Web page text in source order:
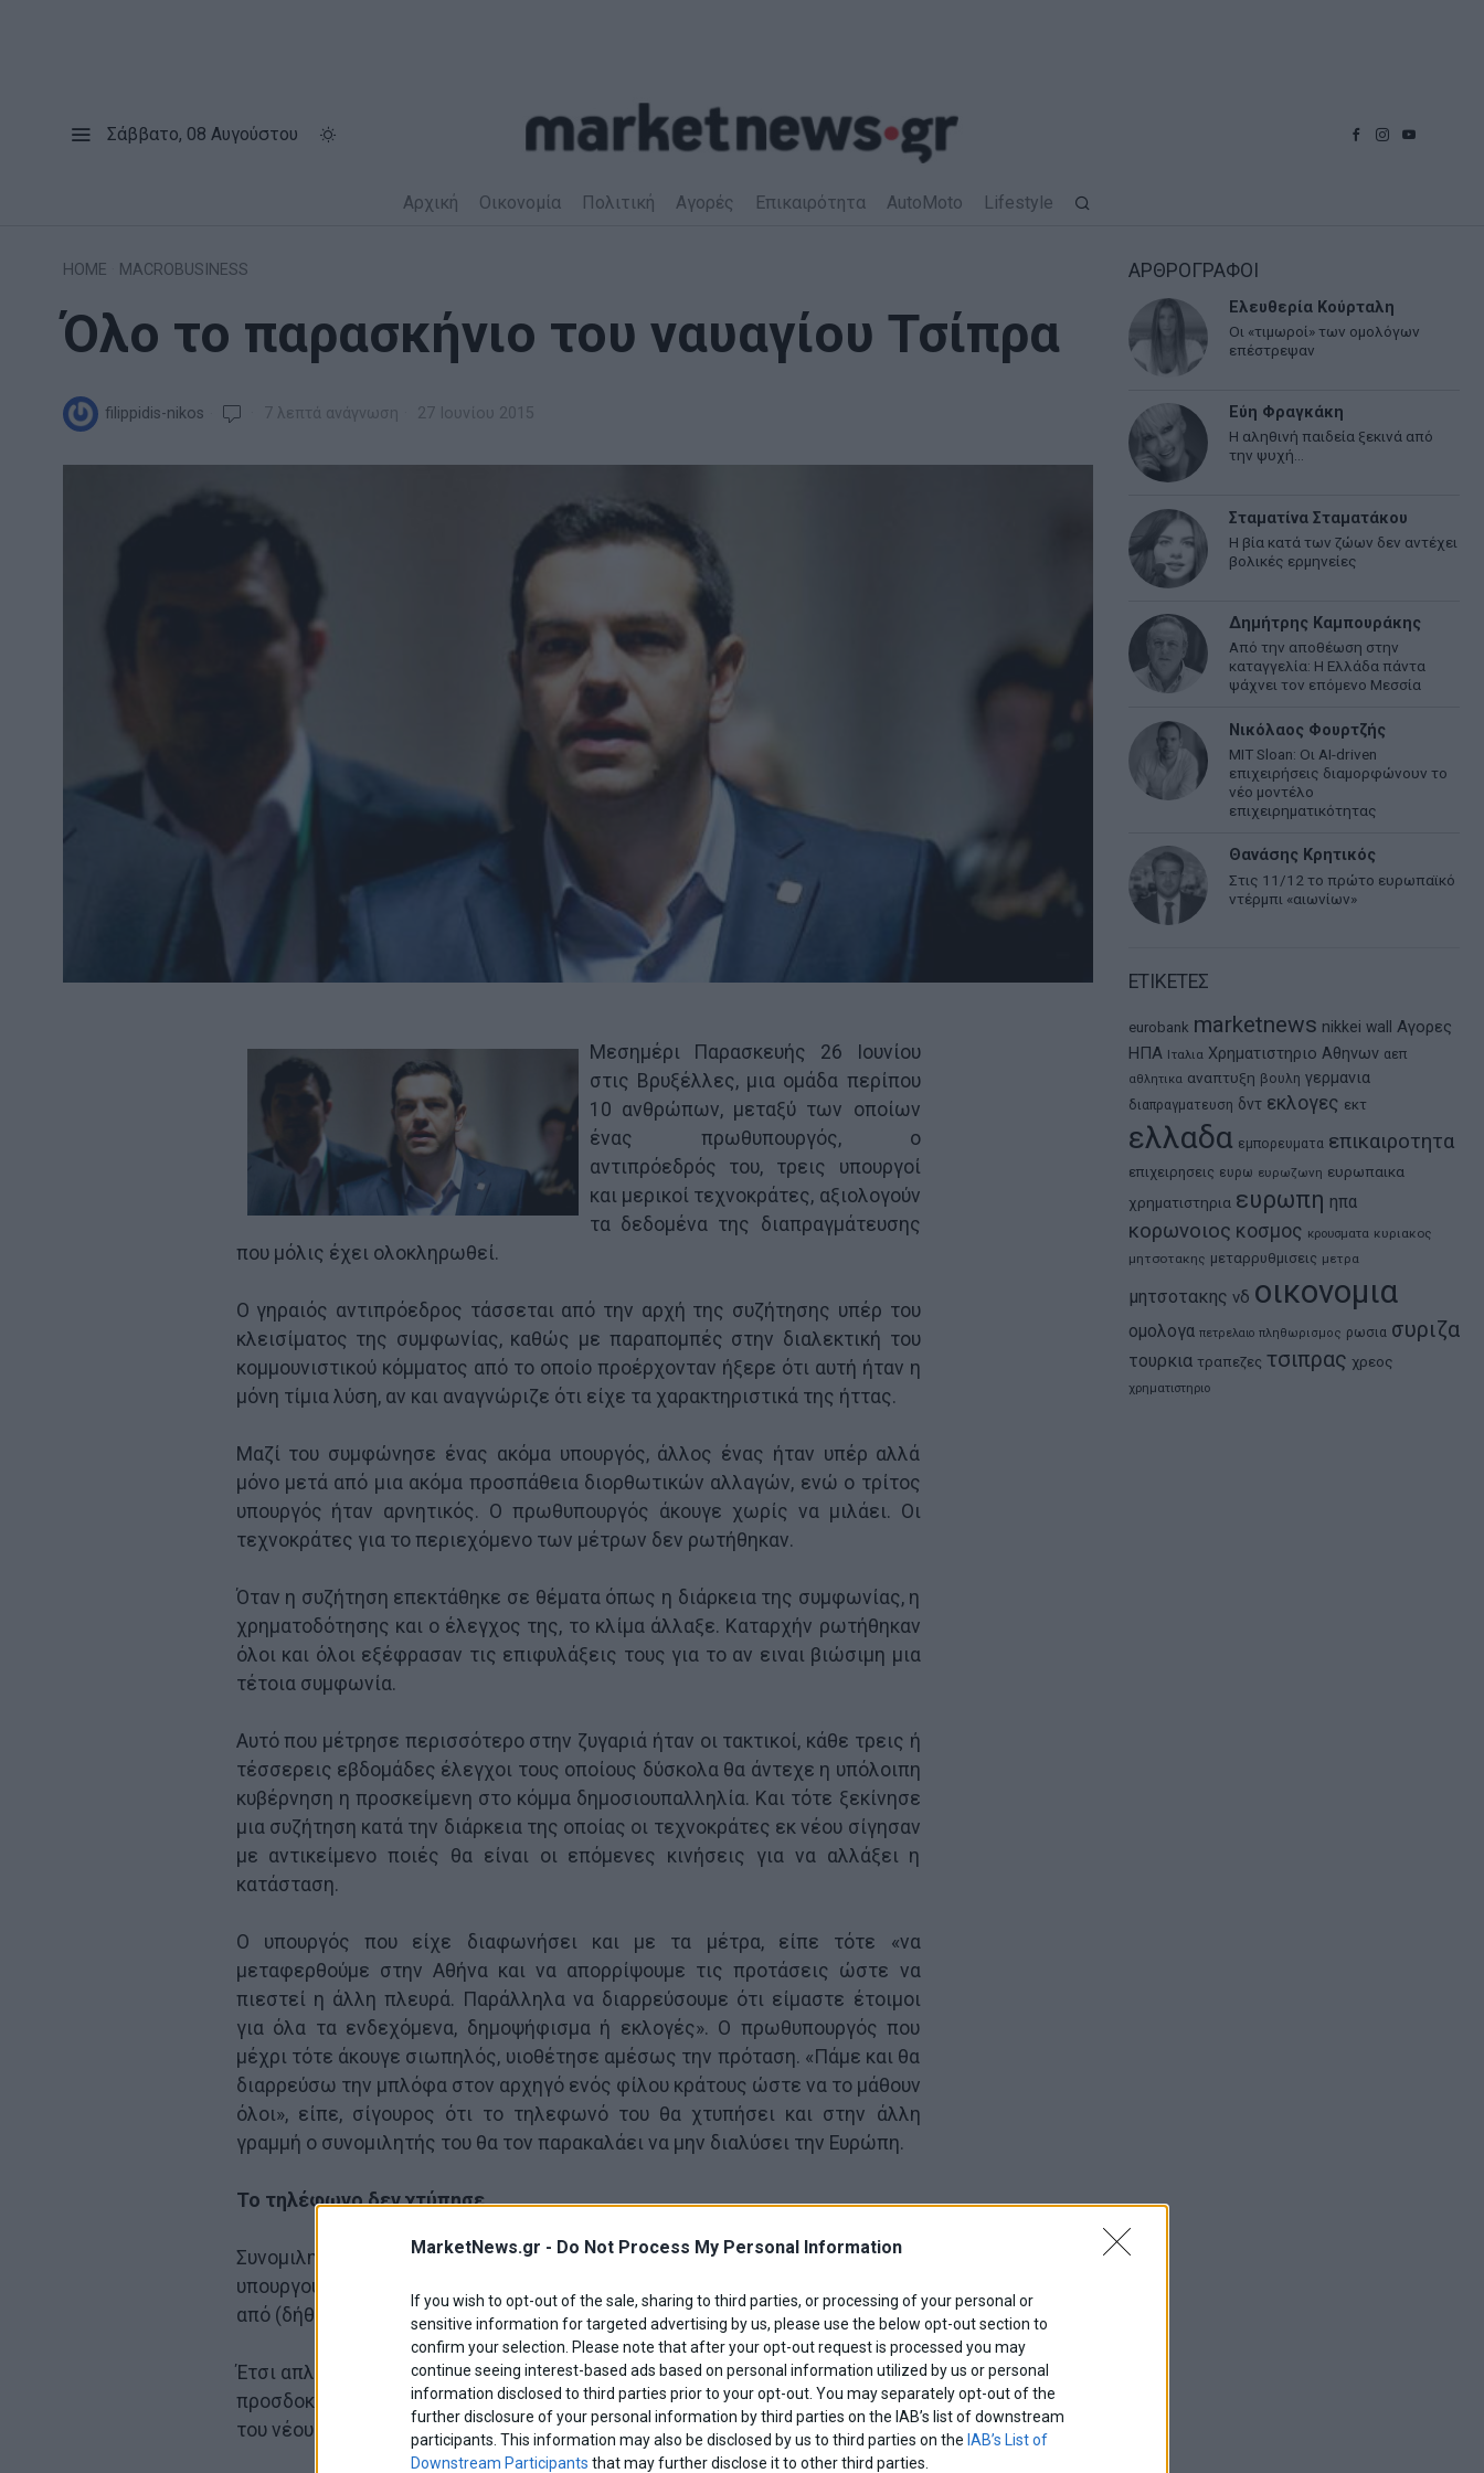
MarketNews.gr - Do Not Process My Personal Information
If you wish to opt-out of the sale, sharing to third parties, or processing of your personal or
sensitive information for targeted advertising by us, please use the below opt-out section to
confirm your selection. Please note that after your opt-out request is processed you may
continue seeing interest-based ads based on personal information utilized by us or personal
information disclosed to third parties prior to your opt-out. You may separately opt-out of the
further disclosure of your personal information by third parties on the IAB’s list of downstream
participants. This information may also be disclosed by us to third parties on the IAB’s List of
Downstream Participants that may further disclose it to other third parties.
Σάββατο, 08 Αυγούστου
Αρχική Οικονομία Πολιτική Αγορές Επικαιρότητα AutoMoto Lifestyle
HOME MACROBUSINESS
Όλο το παρασκήνιο του ναυαγίου Τσίπρα
filippidis-nikos 7 λεπτά ανάγνωση 27 Ιουνίου 2015
Μεσημέρι Παρασκευής 26 Ιουνίου
στις Βρυξέλλες, μια ομάδα περίπου
10 ανθρώπων, μεταξύ των οποίων
ένας πρωθυπουργός, ο
αντιπρόεδρός του, τρεις υπουργοί
και μερικοί τεχνοκράτες, αξιολογούν
τα δεδομένα της διαπραγμάτευσης
που μόλις έχει ολοκληρωθεί.
Ο γηραιός αντιπρόεδρος τάσσεται από την αρχή της συζήτησης υπέρ του
κλεισίματος της συμφωνίας, καθώς με παραπομπές στην διαλεκτική του
κομμουνιστικού κόμματος από το οποίο προέρχονταν ήξερε ότι αυτή ήταν η
μόνη τίμια λύση, αν και αναγνώριζε ότι είχε τα χαρακτηριστικά της ήττας.
Μαζί του συμφώνησε ένας ακόμα υπουργός, άλλος ένας ήταν υπέρ αλλά
μόνο μετά από μια ακόμα προσπάθεια διορθωτικών αλλαγών, ενώ ο τρίτος
υπουργός ήταν αρνητικός. Ο πρωθυπουργός άκουγε χωρίς να μιλάει. Οι
τεχνοκράτες για το περιεχόμενο των μέτρων δεν ρωτήθηκαν.
Όταν η συζήτηση επεκτάθηκε σε θέματα όπως η διάρκεια της συμφωνίας, η
χρηματοδότησης και ο έλεγχος της, το κλίμα άλλαξε. Καταρχήν ρωτήθηκαν
όλοι και όλοι εξέφρασαν τις επιφυλάξεις τους για το αν ειναι βιώσιμη μια
τέτοια συμφωνία.
Αυτό που μέτρησε περισσότερο στην ζυγαριά ήταν οι τακτικοί, κάθε τρεις ή
τέσσερεις εβδομάδες έλεγχοι τους οποίους δύσκολα θα άντεχε η υπόλοιπη
κυβέρνηση η προσκείμενη στο κόμμα δημοσιουπαλληλία. Και τότε ξεκίνησε
μια συζήτηση κατά την διάρκεια της οποίας οι τεχνοκράτες εκ νέου σίγησαν
με αντικείμενο ποιές θα είναι οι επόμενες κινήσεις για να αλλάξει η
κατάσταση.
Ο υπουργός που είχε διαφωνήσει και με τα μέτρα, είπε τότε «να
μεταφερθούμε στην Αθήνα και να απορρίψουμε τις προτάσεις ώστε να
πιεστεί η άλλη πλευρά. Παράλληλα να διαρρεύσουμε ότι είμαστε έτοιμοι
για όλα τα ενδεχόμενα, δημοψήφισμα ή εκλογές». Ο πρωθυπουργός που
μέχρι τότε άκουγε σιωπηλός, υιοθέτησε αμέσως την πρόταση. «Πάμε και θα
διαρρεύσω την μπλόφα στον αρχηγό ενός φίλου κράτους ώστε να το μάθουν
όλοι», είπε, σίγουρος ότι το τηλεφωνό του θα χτυπήσει και στην άλλη
γραμμή ο συνομιλητής του θα τον παρακαλάει να μην διαλύσει την Ευρώπη.
Το τηλέφωνο δεν χτύπησε.
Συνομιλητές του πλέον ήταν όλα τα παιδιά του κόμματος που είχε κάνει
υπουργούς και στους οποίους ντράπηκε να πει ότι θα κάνει κάτι λιγότερο
από (δήθεν) επαναστατικό.
Έτσι απλά, μερικοί άνδρες σε ενα δωμάτιο, μια χαμένη μπλόφα και πολύ από
προσδοκία μια εικονικής πραγματικότητας, φτάσαμε στην νέα καταστροφή
του νέου ελληνικού κράτους…
ΑΡΘΡΟΓΡΑΦΟΙ
Ελευθερία Κούρταλη
Οι «τιμωροί» των ομολόγων
επέστρεψαν
Εύη Φραγκάκη
Η αληθινή παιδεία ξεκινά από
την ψυχή…
Σταματίνα Σταματάκου
Η βία κατά των ζώων δεν αντέχει
βολικές ερμηνείες
Δημήτρης Καμπουράκης
Από την αποθέωση στην
καταγγελία: Η Ελλάδα πάντα
ψάχνει τον επόμενο Μεσσία
Νικόλαος Φουρτζής
MIT Sloan: Οι AI-driven
επιχειρήσεις διαμορφώνουν το
νέο μοντέλο
επιχειρηματικότητας
Θανάσης Κρητικός
Στις 11/12 το πρώτο ευρωπαϊκό
ντέρμπι «αιωνίων»
ΕΤΙΚΕΤΕΣ
eurobank marketnews nikkei wall
Αγορες
ΗΠΑ Ιταλια Χρηματιστηριο Αθηνων αεπ
αθλητικα αναπτυξη βουλη γερμανια
διαπραγματευση δντ εκλογες εκτ
ελλαδα εμπορευματα επικαιροτητα
επιχειρησεις ευρω ευρωζωνη ευρωπαικα
χρηματιστηρια ευρωπη ηπα
κορωνοιος κοσμος κρουσματα κυριακος
μητσοτακης μεταρρυθμισεις μετρα
μητσοτακης νδ οικονομια
ομολογα πετρελαιο πληθωρισμος ρωσια συριζα
τουρκια τραπεζες τσιπρας χρεος
χρηματιστηριο